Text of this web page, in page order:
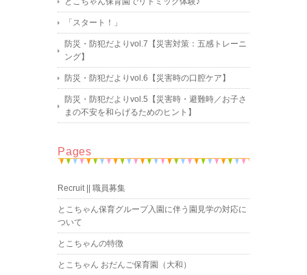
「スタート！」
防災・防犯だよりvol.7【災害対策：五感トレーニ
ング】
防災・防犯だよりvol.6【災害時の口腔ケア】
防災・防犯だよりvol.5【災害時・避難時／お子さ
まの不安を和らげるためのヒント】
Pages
Recruit || 職員募集
とこちゃん保育グループ入園に伴う園見学の対応に
ついて
とこちゃんの特徴
とこちゃん おだんご保育園（大和）